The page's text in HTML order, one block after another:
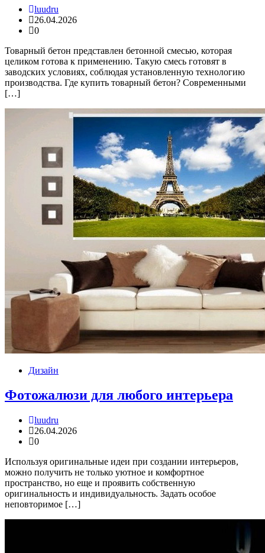
luudru
26.04.2026
0
Товарный бетон представлен бетонной смесью, которая
целиком готова к применению. Такую смесь готовят в
заводских условиях, соблюдая установленную технологию
производства. Где купить товарный бетон? Современными
[…]
Дизайн
Фотожалюзи для любого интерьера
luudru
26.04.2026
0
Используя оригинальные идеи при создании интерьеров,
можно получить не только уютное и комфортное
пространство, но еще и проявить собственную
оригинальность и индивидуальность. Задать особое
неповторимое […]